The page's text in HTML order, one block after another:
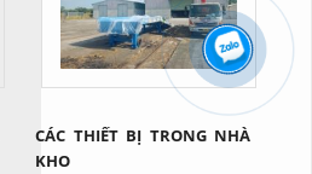
CÁC THIẾT BỊ TRONG NHÀ
KHO